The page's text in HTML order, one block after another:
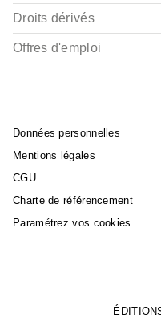
Droits dérivés
Offres d'emploi
Données personnelles
Mentions légales
CGU
Charte de référencement
Paramétrez vos cookies